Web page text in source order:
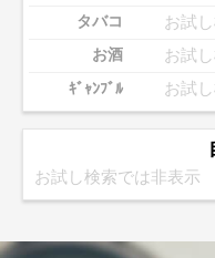
タバコ お試
お酒 お試
ｷﾞｬﾝﾌﾞﾙ お試
お試し検索では非表示